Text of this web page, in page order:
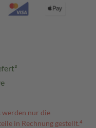
werden nur die
in Rechnung gestellt.⁴